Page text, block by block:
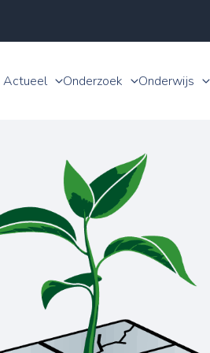
Actueel Onderzoek Onderwijs